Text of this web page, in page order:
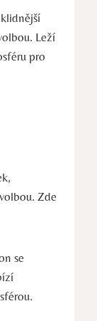
Leží
pro
Zde
se